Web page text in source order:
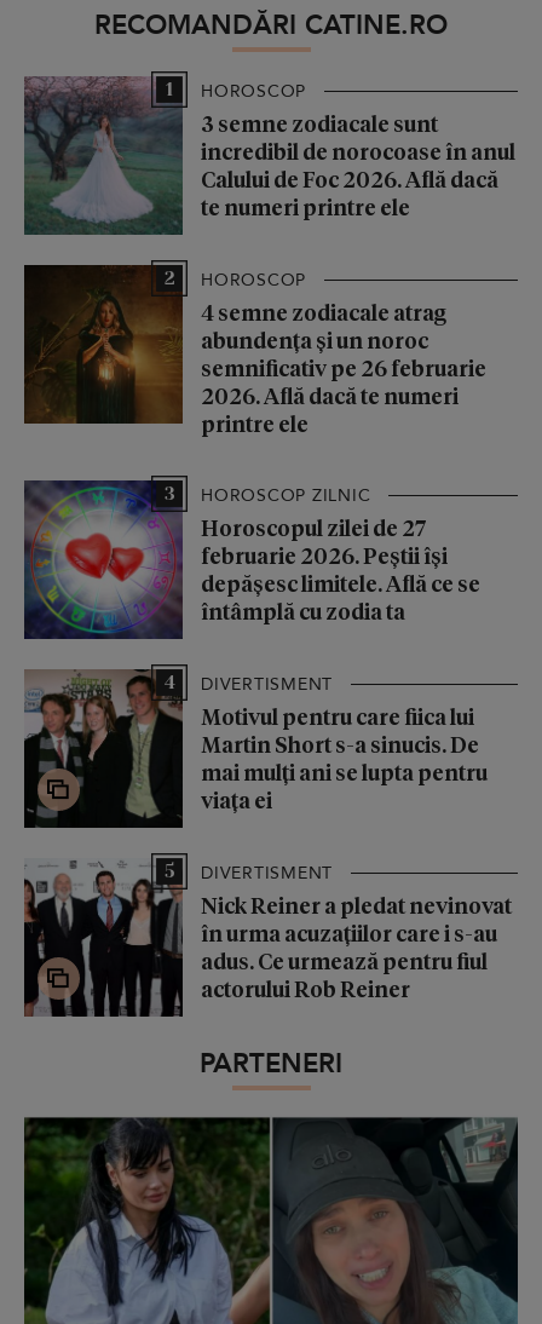
RECOMANDĂRI CATINE.RO
1 HOROSCOP
3 semne zodiacale sunt
incredibil de norocoase în anul
Calului de Foc 2026. Află dacă
te numeri printre ele
2 HOROSCOP
4 semne zodiacale atrag
abundența și un noroc
semnificativ pe 26 februarie
2026. Află dacă te numeri
printre ele
3 HOROSCOP ZILNIC
Horoscopul zilei de 27
februarie 2026. Peștii își
depășesc limitele. Află ce se
întâmplă cu zodia ta
4 DIVERTISMENT
Motivul pentru care fiica lui
Martin Short s-a sinucis. De
mai mulți ani se lupta pentru
viața ei
5 DIVERTISMENT
Nick Reiner a pledat nevinovat
în urma acuzațiilor care i s-au
adus. Ce urmează pentru fiul
actorului Rob Reiner
PARTENERI